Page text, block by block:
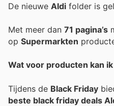
De nieuwe Aldi folder is
Met meer dan 71 pagina’s
op Supermarkten
Wat voor producten kan
Tijdens de Black Friday
beste black friday deals